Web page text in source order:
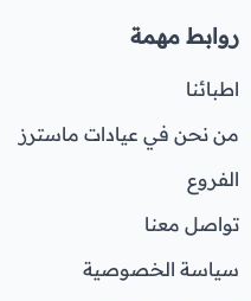
روابط مهمة
اطبائنا
من نحن في عيادات ماسترز
الفروع
تواصل معنا
سياسة الخصوصية